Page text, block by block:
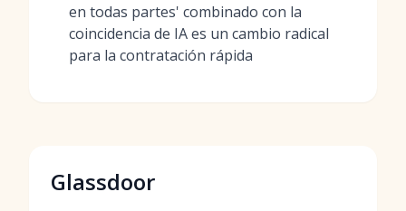
en todas partes' combinado con la
coincidencia de IA es un cambio radical
para la contratación rápida
Glassdoor